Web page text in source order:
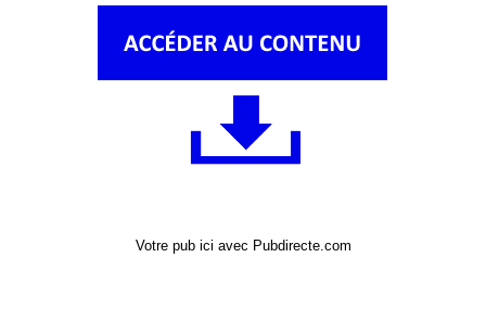
Votre pub ici avec Pubdirecte.com